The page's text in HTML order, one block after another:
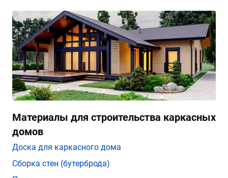
Материалы для строительства каркасных
домов
Доска для каркасного дома
Сборка стен (бутерброда)